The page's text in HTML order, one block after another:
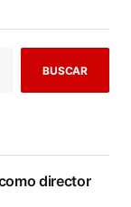
BUSCAR
director